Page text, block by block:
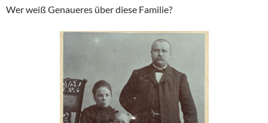
Wer weiß Genaueres über diese Familie?